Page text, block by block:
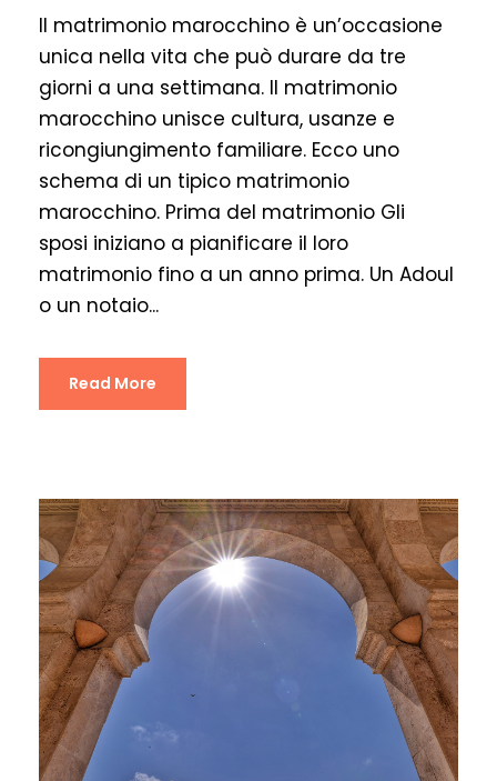
Il matrimonio marocchino è un’occasione
unica nella vita che può durare da tre
giorni a una settimana. Il matrimonio
marocchino unisce cultura, usanze e
ricongiungimento familiare. Ecco uno
schema di un tipico matrimonio
marocchino. Prima del matrimonio Gli
sposi iniziano a pianificare il loro
matrimonio fino a un anno prima. Un Adoul
o un notaio...
Read More